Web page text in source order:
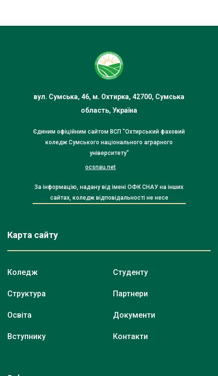
вул. Сумська, 46, м. Охтирка, 42700, Сумська
область, Україна
Єдиним офіційним сайтом ВСП "Охтирський фаховий
коледж Сумського національного аграрного
університету"
ocsnau.net
За інформацію, надану від імені ОФК СНАУ на інших
сайтах, коледж відповідальності не несе
Карта сайту
Коледж
Структура
Освіта
Вступнику
Студенту
Партнери
Документи
Контакти